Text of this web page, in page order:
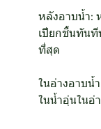
หลังอาบน้ำ:
เปียกชื้นทันที
ที่สุด
ในอ่างอาบน้
ในน้ำอุ่นในอ่